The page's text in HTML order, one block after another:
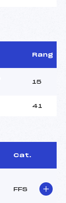
Rang
15
41
Cat.
FFS